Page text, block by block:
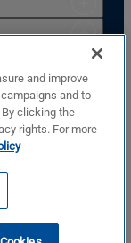
and improve
and to
clicking the
rights. For more